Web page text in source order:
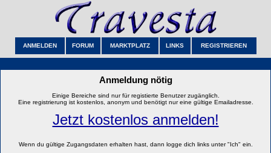
ANMELDEN FORUM MARKTPLATZ LINKS REGISTRIEREN
Anmeldung nötig
Einige Bereiche sind nur für registierte Benutzer zugänglich.
Eine registrierung ist kostenlos, anonym und benötigt nur eine gültige Emailadresse.
Jetzt kostenlos anmelden!
Wenn du gültige Zugangsdaten erhalten hast, dann logge dich links unter "Ich" ein.